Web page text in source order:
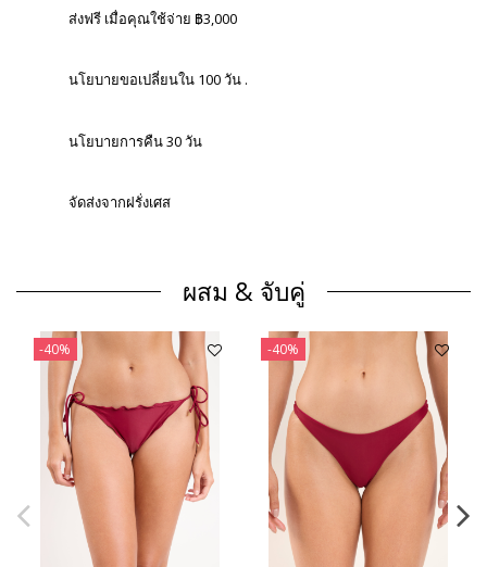
ส่งฟรี เมื่อคุณใช้จ่าย ฿3,000
นโยบายขอเปลี่ยนใน 100 วัน .
นโยบายการคืน 30 วัน
จัดส่งจากฝรั่งเศส
ผสม & จับคู่
-40% -40%